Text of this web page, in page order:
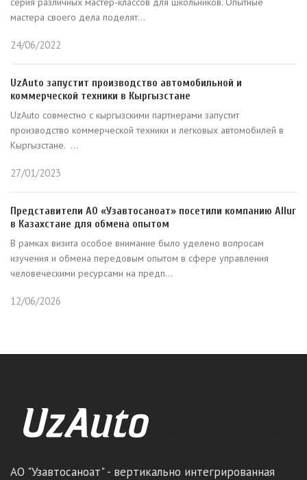
мастера своего дела поделят...
24/06/2022
UzAuto запустит производство автомобильной и
коммерческой техники в Кыргызстане
UzAuto совместно с кыргызскими партнерами запустит
производство коммерческой техники и легковых автомобилей в
Кыргызстане. ...
27/01/2023
Представители АО «Узавтосаноат» посетили компанию Allur
в Казахстане для обмена опытом
В рамках визита особое внимание было уделено вопросам
изучения и обмена передовым опытом в сфере управления
человеческими ресурсами на предп...
12/06/2026
АО "Узавтосаноат" - вертикально интегрированная